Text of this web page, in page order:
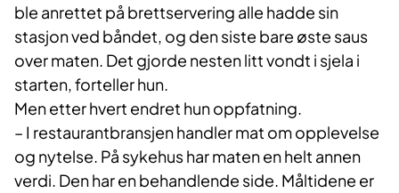
ble anrettet på brettservering alle hadde sin
stasjon ved båndet, og den siste bare øste saus
over maten. Det gjorde nesten litt vondt i sjela i
starten, forteller hun.
Men etter hvert endret hun oppfatning.
– I restaurantbransjen handler mat om opplevelse
og nytelse. På sykehus har maten en helt annen
verdi. Den har en behandlende side. Måltidene er